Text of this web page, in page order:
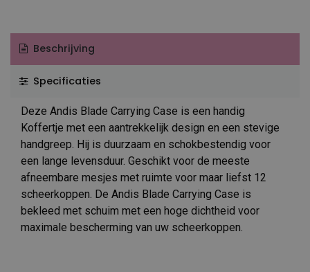
Beschrijving
Specificaties
Deze Andis Blade Carrying Case is een handig
Koffertje met een aantrekkelijk design en een stevige
handgreep. Hij is duurzaam en schokbestendig voor
een lange levensduur. Geschikt voor de meeste
afneembare mesjes met ruimte voor maar liefst 12
scheerkoppen. De Andis Blade Carrying Case is
bekleed met schuim met een hoge dichtheid voor
maximale bescherming van uw scheerkoppen.